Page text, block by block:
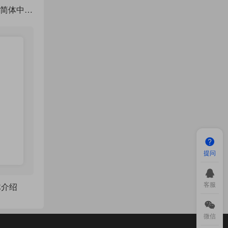
使用 思源 或者 Noto 简体中文字体 作为默认中文字体
绍
提问
客服
微信